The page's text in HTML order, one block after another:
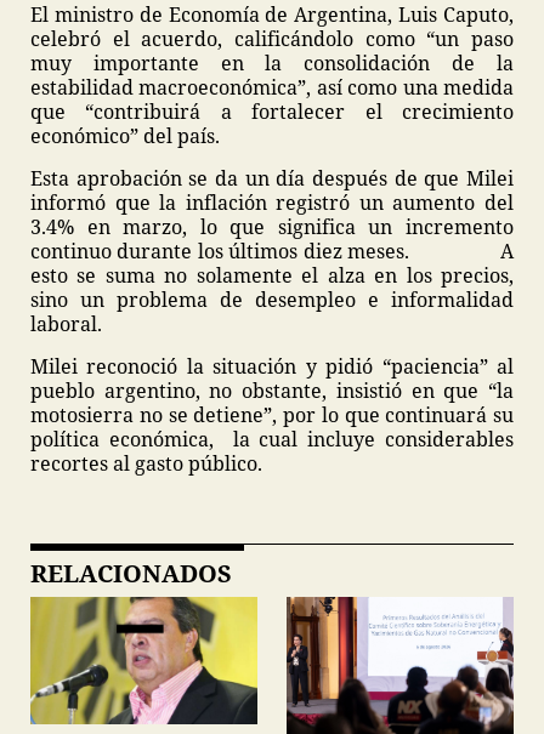
El ministro de Economía de Argentina, Luis Caputo,
celebró el acuerdo, calificándolo como “un paso
muy importante en la consolidación de la
estabilidad macroeconómica”, así como una medida
que “contribuirá a fortalecer el crecimiento
económico” del país.
Esta aprobación se da un día después de que Milei
informó que la inflación registró un aumento del
3.4% en marzo, lo que significa un incremento
continuo durante los últimos diez meses. A
esto se suma no solamente el alza en los precios,
sino un problema de desempleo e informalidad
laboral.
Milei reconoció la situación y pidió “paciencia” al
pueblo argentino, no obstante, insistió en que “la
motosierra no se detiene”, por lo que continuará su
política económica, la cual incluye considerables
recortes al gasto público.
RELACIONADOS